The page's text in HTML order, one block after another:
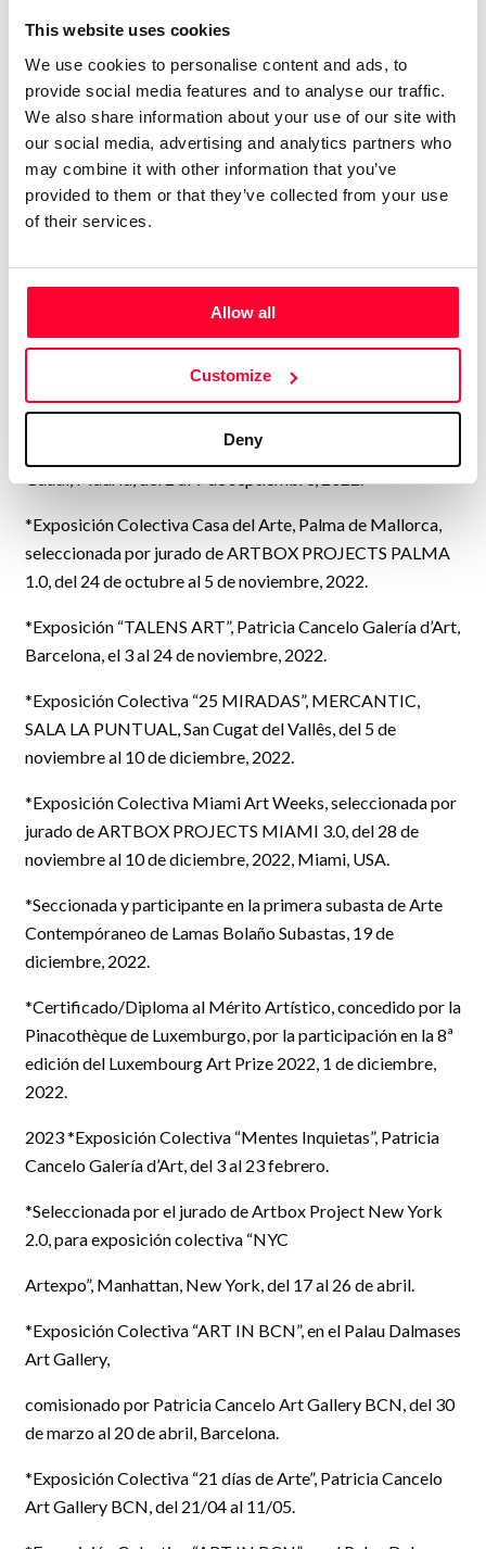
This website uses cookies
We use cookies to personalise content and ads, to
provide social media features and to analyse our traffic.
We also share information about your use of our site with
our social media, advertising and analytics partners who
may combine it with other information that you’ve
provided to them or that they’ve collected from your use
of their services.
Allow all
Customize
Deny
*Socia del Círculo de Bellas Artes de Palma de Mallorca,
*1ª Exposición Individual en Mallorca, “SENSE THE POP”,
Senseless Art Gallery, Sencelles, del 1 al 31 de julio.
*NIT DE L’ART SENCELLES, 11 de agosto, en Sencelles,
Senseless Art Gallery.
Militar de Baleares (Museo Militar), en Palma de Mallorca,
*Exposición Colectiva “Swiss Art Expo 2022”, seleccionada
por jurado de ARTBOX.PROJECTS ZURICH 4.0, del 24 al
28 de agosto, Zürich, Suiza.
*Exposición Colectiva “ARTE SIN FRONTERAS”, Galeria
Gaudí, Madrid, del 2 al 9 de septiembre, 2022.
*Exposición Colectiva Casa del Arte, Palma de Mallorca,
seleccionada por jurado de ARTBOX PROJECTS PALMA
1.0, del 24 de octubre al 5 de noviembre, 2022.
*Exposición “TALENS ART”, Patricia Cancelo Galería d’Art,
Barcelona, el 3 al 24 de noviembre, 2022.
*Exposición Colectiva “25 MIRADAS”, MERCANTIC,
SALA LA PUNTUAL, San Cugat del Vallês, del 5 de
noviembre al 10 de diciembre, 2022.
*Exposición Colectiva Miami Art Weeks, seleccionada por
jurado de ARTBOX PROJECTS MIAMI 3.0, del 28 de
noviembre al 10 de diciembre, 2022, Miami, USA.
*Seccionada y participante en la primera subasta de Arte
Contempóraneo de Lamas Bolaño Subastas, 19 de
diciembre, 2022.
*Certificado/Diploma al Mérito Artístico, concedido por la
Pinacothèque de Luxemburgo, por la participación en la 8ª
edición del Luxembourg Art Prize 2022, 1 de diciembre,
2022.
2023 *Exposición Colectiva “Mentes Inquietas”, Patricia
Cancelo Galería d’Art, del 3 al 23 febrero.
*Seleccionada por el jurado de Artbox Project New York
2.0, para exposición colectiva “NYC
Artexpo”, Manhattan, New York, del 17 al 26 de abril.
*Exposición Colectiva “ART IN BCN”, en el Palau Dalmases
Art Gallery,
comisionado por Patricia Cancelo Art Gallery BCN, del 30
de marzo al 20 de abril, Barcelona.
*Exposición Colectiva “21 días de Arte”, Patricia Cancelo
Art Gallery BCN, del 21/04 al 11/05.